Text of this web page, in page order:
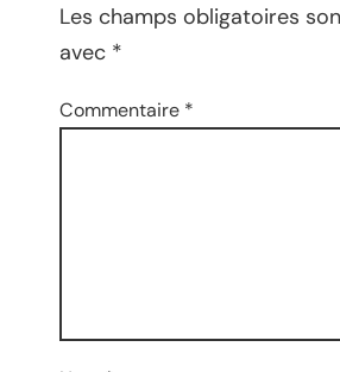
Les champs obligatoires
avec *
Commentaire *